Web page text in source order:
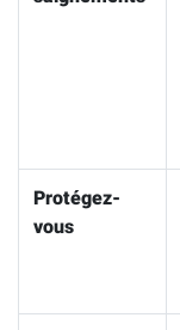
Protégez-
vous